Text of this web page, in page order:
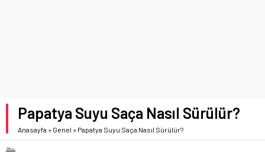
Papatya Suyu Saça Nasıl Sürülür?
Anasayfa » Genel » Papatya Suyu Saça Nasıl Sürülür?